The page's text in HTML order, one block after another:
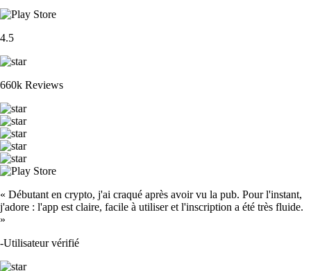
4.5
660k Reviews
« Débutant en crypto, j'ai craqué après avoir vu la pub. Pour l'instant,
j'adore : l'app est claire, facile à utiliser et l'inscription a été très fluide.
»
-Utilisateur vérifié